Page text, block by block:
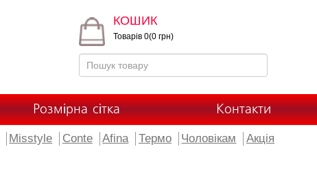
КОШИК
Товарів 0(0 грн)
Розмірна сітка Контакти
Misstyle Conte Afina Термо Чоловікам Акція